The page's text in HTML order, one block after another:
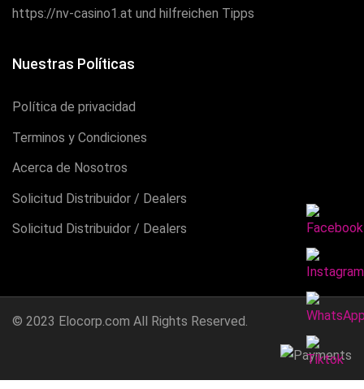
https://nv-casino1.at und hilfreichen Tipps
Nuestras Políticas
Política de privacidad
Terminos y Condiciones
Acerca de Nosotros
Solicitud Distribuidor / Dealers
Solicitud Distribuidor / Dealers
© 2023 Elocorp.com All Rights Reserved.